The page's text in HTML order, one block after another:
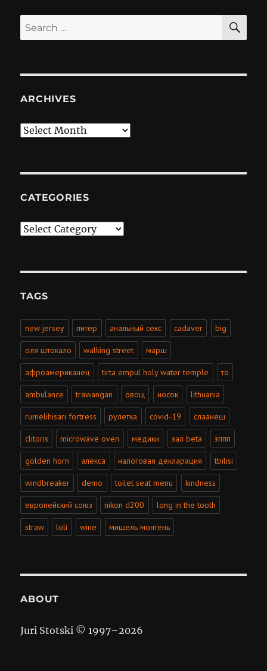
Search
for:
ARCHIVES
Archives
CATEGORIES
Categories
TAGS
new jersey питер анальный секс cadaver big
оля штокало walking street марш
афроамериканец tirta empul holy water temple то
ambulance trawangan овощ носок lithuania
rumelihisarı fortress рулетка covid-19 слаанеш
clitoris microwave oven медики зал beta зппп
golden horn алекса налоговая декларация tbilisi
windbreaker demo toilet seat menu kindness
европейский союз nikon d200 long in the tooth
straw loli wine мишель монтень
ABOUT
Juri Stotski © 1997–2026